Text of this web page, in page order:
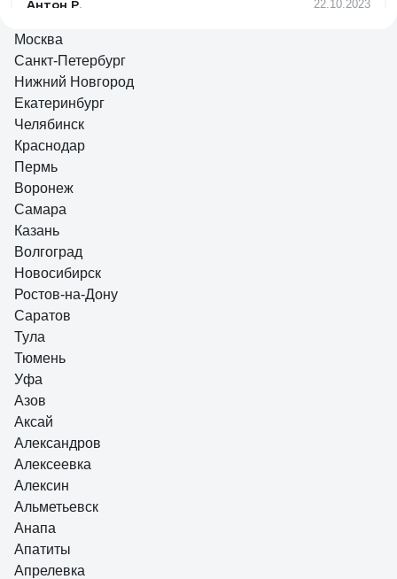
Антон Р. 22.10.2023
16 отзывов
Отзыв о Термостойкая пластичная смазка
MANNOL LC-2 High Temperature Grease LC2
400 гр 2111
Анатолий М.
Москва
Санкт-Петербург
Нижний Новгород
Екатеринбург
Челябинск
Краснодар
Пермь
Воронеж
Самара
Казань
Волгоград
Новосибирск
Ростов-на-Дону
Саратов
Тула
Тюмень
Уфа
Азов
Аксай
Александров
Алексеевка
Алексин
Альметьевск
Анапа
Апатиты
Апрелевка